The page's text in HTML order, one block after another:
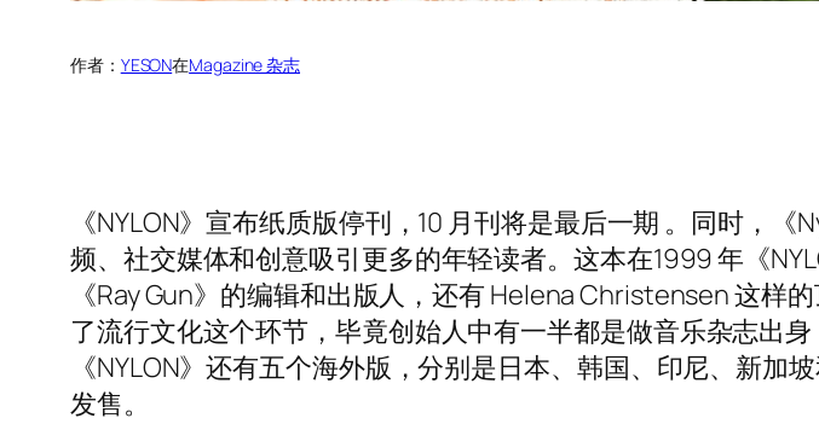
作者： YESON在Magazine 杂志
《NYLON》宣布纸质版停刊，10 月刊将是最后一期 。同时，
频、社交媒体和创意吸引更多的年轻读者。这本在1999 年《
《Ray Gun》的编辑和出版人，还有 Helena Christensen 这样
了流行文化这个环节，毕竟创始人中有一半都是做音乐杂志出
《NYLON》还有五个海外版，分别是日本、韩国、印尼、新
发售。